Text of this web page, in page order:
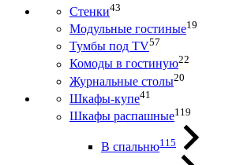
Стенки43
Модульные гостиные19
Тумбы под ТV57
Комоды в гостиную22
Журнальные столы20
Шкафы-купе41
Шкафы распашные119
В спальню115